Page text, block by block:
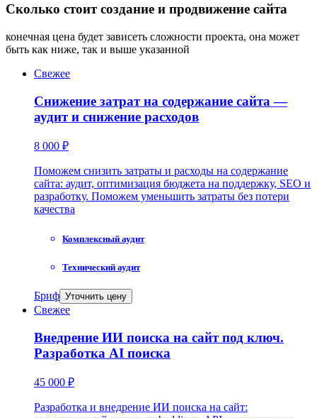
Сколько стоит создание и продвижение сайта
конечная цена будет зависеть сложности проекта, она может
быть как ниже, так и выше указанной
Свежее
Снижение затрат на содержание сайта —
аудит и снижение расходов
8 000 ₽
Поможем снизить затраты и расходы на содержание
сайта: аудит, оптимизация бюджета на поддержку, SEO и
разработку. Поможем уменьшить затраты без потери
качества
Комплексный аудит
Технический аудит
Бриф Уточнить цену
Свежее
Внедрение ИИ поиска на сайт под ключ.
Разработка AI поиска
45 000 ₽
Разработка и внедрение ИИ поиска на сайт: